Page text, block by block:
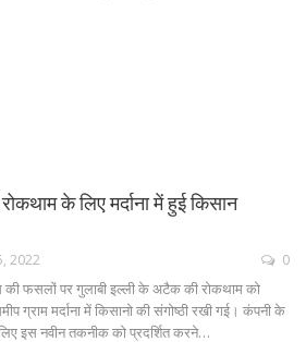
के लिए मर्दाना में हुई किसान
2022 0
की फसलों पर गुलाबी इल्ली के अटैक की रोकथाम को
ग्राम मर्दाना में किसानो की संगोष्ठी रखी गई। कंपनी के
इस नवीन तकनीक को प्रदर्शित करने…